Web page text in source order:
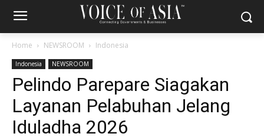
Home NEWSROOM Indonesia
Indonesia NEWSROOM
Pelindo Parepare Siagakan
Layanan Pelabuhan Jelang
Iduladha 2026